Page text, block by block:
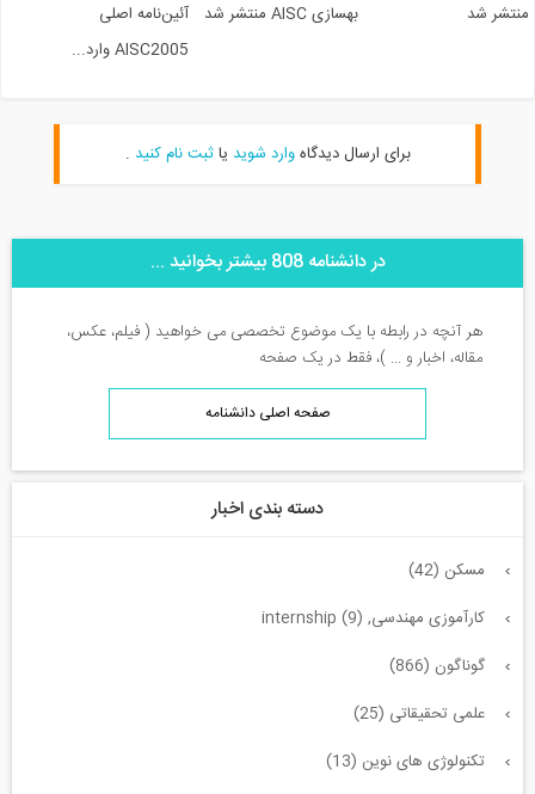
شد
بهسازی AISC منتشر شد
آئین‌نامه اصلی
AISC2005 وارد...
برای ارسال دیدگاهوارد شویدیاثبت نام کنید.
در دانشنامه 808 بیشتر بخوانید ...
هر آنچه در رابطه با یک موضوع تخصصی می خواهید ( فیلم، عکس،
مقاله، اخبار و ... )، فقط در یک صفحه
صفحه اصلی دانشنامه
دسته بندی اخبار
مسکن (42)
کارآموزی مهندسی, internship (9)
گوناگون (866)
علمی تحقیقاتی (25)
تکنولوژی های نوین (13)